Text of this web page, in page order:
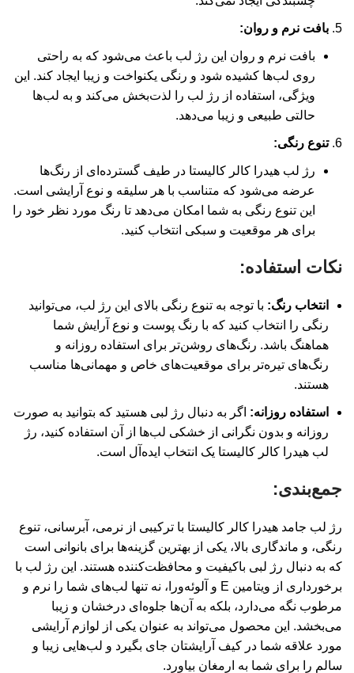
بافت نرم و روان:
بافت نرم و روان این رژ لب باعث می‌شود که به راحتی
روی لب‌ها کشیده شود و رنگی یکنواخت و زیبا ایجاد کند. این
ویژگی، استفاده از رژ لب را لذت‌بخش می‌کند و به لب‌ها
حالتی طبیعی و زیبا می‌دهد.
تنوع رنگی:
رژ لب هیدرا کالر کالیستا در طیف گسترده‌ای از رنگ‌ها
عرضه می‌شود که متناسب با هر سلیقه و نوع آرایشی است.
این تنوع رنگی به شما امکان می‌دهد تا رنگ مورد نظر خود را
برای هر موقعیت و سبکی انتخاب کنید.
نکات استفاده:
انتخاب رنگ: با توجه به تنوع رنگی بالای این رژ لب، می‌توانید
رنگی را انتخاب کنید که با رنگ پوست و نوع آرایش شما
هماهنگ باشد. رنگ‌های روشن‌تر برای استفاده روزانه و
رنگ‌های تیره‌تر برای موقعیت‌های خاص و مهمانی‌ها مناسب
هستند.
استفاده روزانه: اگر به دنبال رژ لبی هستید که بتوانید به صورت
روزانه و بدون نگرانی از خشکی لب‌ها از آن استفاده کنید، رژ
لب هیدرا کالر کالیستا یک انتخاب ایده‌آل است.
جمع‌بندی:
رژ لب جامد هیدرا کالر کالیستا با ترکیبی از نرمی، آبرسانی، تنوع
رنگی، و ماندگاری بالا، یکی از بهترین گزینه‌ها برای بانوانی است
که به دنبال رژ لبی باکیفیت و محافظت‌کننده هستند. این رژ لب با
برخورداری از ویتامین E و آلوئه‌ورا، نه تنها لب‌های شما را نرم و
مرطوب نگه می‌دارد، بلکه به آن‌ها جلوه‌ای درخشان و زیبا
می‌بخشد. این محصول می‌تواند به عنوان یکی از لوازم آرایشی
مورد علاقه شما در کیف آرایشتان جای بگیرد و لب‌هایی زیبا و
سالم را برای شما به ارمغان بیاورد.